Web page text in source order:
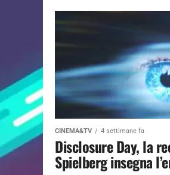
CINEMA&TV 4 settimane fa
Disclosure Day, la
Spielberg insegna